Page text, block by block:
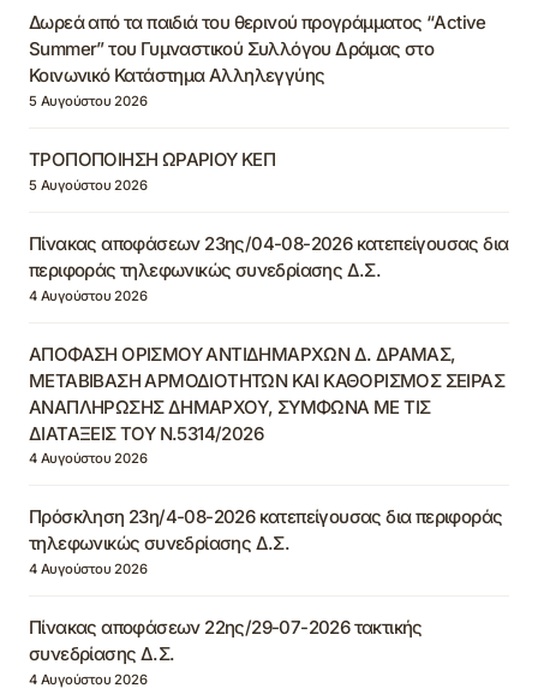
Δωρεά από τα παιδιά του θερινού προγράμματος “Active
Summer” του Γυμναστικού Συλλόγου Δράμας στο
Κοινωνικό Κατάστημα Αλληλεγγύης
5 Αυγούστου 2026
ΤΡΟΠΟΠΟΙΗΣΗ ΩΡΑΡΙΟΥ ΚΕΠ
5 Αυγούστου 2026
Πίνακας αποφάσεων 23ης/04-08-2026 κατεπείγουσας δια
περιφοράς τηλεφωνικώς συνεδρίασης Δ.Σ.
4 Αυγούστου 2026
ΑΠΟΦΑΣΗ ΟΡΙΣΜΟΥ ΑΝΤΙΔΗΜΑΡΧΩΝ Δ. ΔΡΑΜΑΣ,
ΜΕΤΑΒΙΒΑΣΗ ΑΡΜΟΔΙΟΤΗΤΩΝ ΚΑΙ ΚΑΘΟΡΙΣΜΟΣ ΣΕΙΡΑΣ
ΑΝΑΠΛΗΡΩΣΗΣ ΔΗΜΑΡΧΟΥ, ΣΥΜΦΩΝΑ ΜΕ ΤΙΣ
ΔΙΑΤΑΞΕΙΣ ΤΟΥ Ν.5314/2026
4 Αυγούστου 2026
Πρόσκληση 23η/4-08-2026 κατεπείγουσας δια περιφοράς
τηλεφωνικώς συνεδρίασης Δ.Σ.
4 Αυγούστου 2026
Πίνακας αποφάσεων 22ης/29-07-2026 τακτικής
συνεδρίασης Δ.Σ.
4 Αυγούστου 2026